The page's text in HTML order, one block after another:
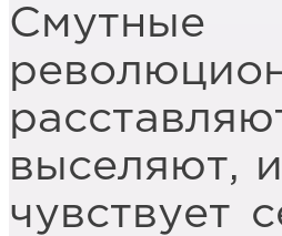
выселяют,
чувствует